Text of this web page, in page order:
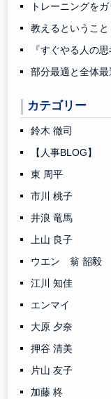
トレーニングを
教えるということ
『すぐやる人の
部分最適と全体最
カテゴリー
鈴木 徹司
【人事BLOG】
東 周平
市川 桃子
井浪 竜馬
上山 良子
ウエン 翁 韶毅
江川 知佳
エンマイ
大原 夕奈
押谷 清美
片山 友子
加藤 柊